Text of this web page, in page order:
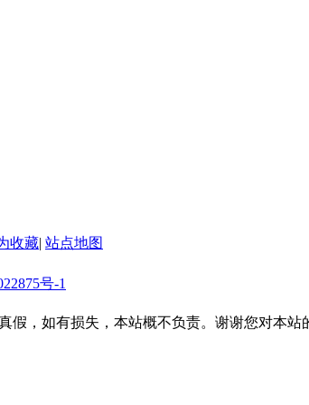
收藏| 站点地图
号-1
假，如有损失，本站概不负责。谢谢您对本站